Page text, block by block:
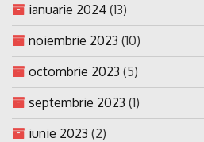
ianuarie 2024 (13)
noiembrie 2023 (10)
octombrie 2023 (5)
septembrie 2023 (1)
iunie 2023 (2)